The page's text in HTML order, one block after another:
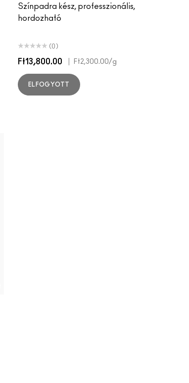
Színpadra kész, professzionális,
hordozható
(0)
Ft13,800.00 Ft2,300.00/g
ELFOGYOTT